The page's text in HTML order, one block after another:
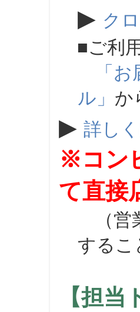
▶ ク
■ご利
「
ル」 か
▶ 詳し
※コン
て直接
（営
するこ
【担